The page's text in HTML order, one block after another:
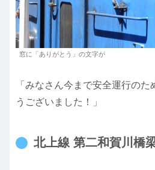
窓に「ありがとう」の文字が
「みなさん今まで安全運行の
うございました！」
北上線 第二和賀川橋